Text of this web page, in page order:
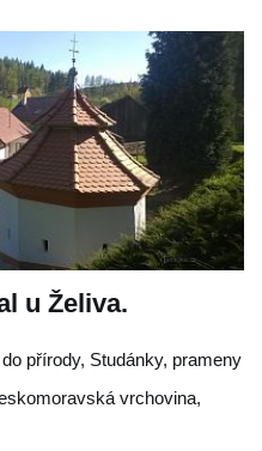
u Želiva.
přírody, Studánky, prameny
vrchovina,